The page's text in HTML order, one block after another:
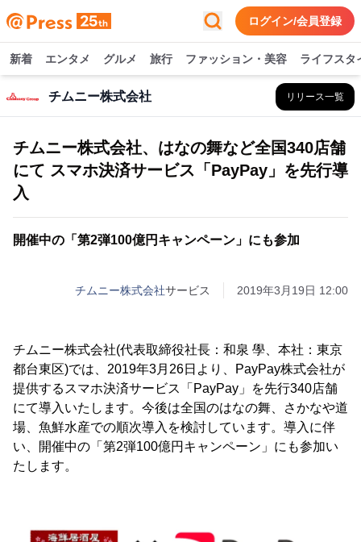
ログイン/会員登録
新着 エンタメ グルメ 旅行 ファッション・美容 ライフスタ
チムニー株式会社 リリース一覧
チムニー株式会社、はなの舞など全国340店舗
にて スマホ決済サービス「PayPay」を先行導
入
開催中の「第2弾100億円キャンペーン」にも参加
チムニー株式会社サービス 2019年3月19日 12:00
チムニー株式会社(代表取締役社長：和泉 學、本社：東京
都台東区)では、2019年3月26日より、PayPay株式会社が
提供するスマホ決済サービス「PayPay」を先行340店舗
にて導入いたします。今後は全国のはなの舞、さかなや道
場、魚鮮水産での順次導入を検討しています。導入に伴
い、開催中の「第2弾100億円キャンペーン」にも参加い
たします。